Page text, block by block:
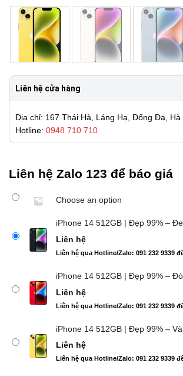
Liên hệ cửa hàng
Địa chỉ: 167 Thái Hà, Láng Hạ, Đống Đa, Hà
Hotline: 0948 710 710
Liên hệ Zalo 123 để báo giá
Choose an option
iPhone 14 512GB | Đẹp 99% –
Liên hệ
Liên hệ qua Hotline/Zalo: 091 232 9339
iPhone 14 512GB | Đẹp 99% – Đỏ
Liên hệ
Liên hệ qua Hotline/Zalo: 091 232 9339
iPhone 14 512GB | Đẹp 99% –
Liên hệ
Liên hệ qua Hotline/Zalo: 091 232 9339